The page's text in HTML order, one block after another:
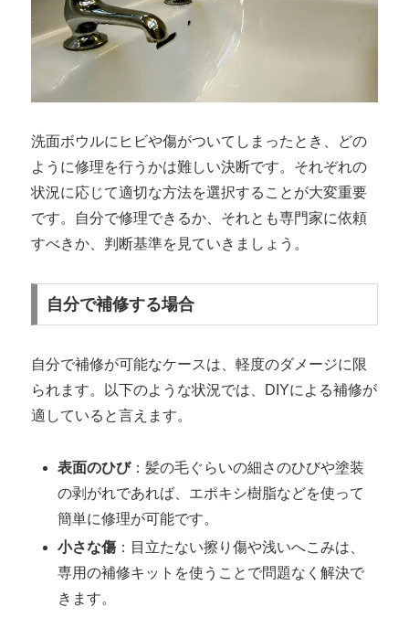
洗面ボウルにヒビや傷がついてしまったとき、どの
ように修理を行うかは難しい決断です。それぞれの
状況に応じて適切な方法を選択することが大変重要
です。自分で修理できるか、それとも専門家に依頼
すべきか、判断基準を見ていきましょう。
自分で補修する場合
自分で補修が可能なケースは、軽度のダメージに限
られます。以下のような状況では、DIYによる補修が
適していると言えます。
表面のひび：髪の毛ぐらいの細さのひびや塗装
の剥がれであれば、エポキシ樹脂などを使って
簡単に修理が可能です。
小さな傷：目立たない擦り傷や浅いへこみは、
専用の補修キットを使うことで問題なく解決で
きます。